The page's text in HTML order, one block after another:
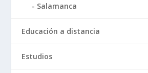
Salamanca
Educación a distancia
Estudios